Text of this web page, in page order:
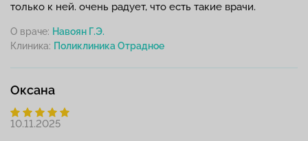
только к ней. очень радует, что есть такие врачи.
О враче: Навоян Г.Э.
Клиника:
Оксана
10.11.2025